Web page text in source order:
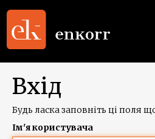
Вхід
Будь ласка заповніть ці поля
Ім'я користувача